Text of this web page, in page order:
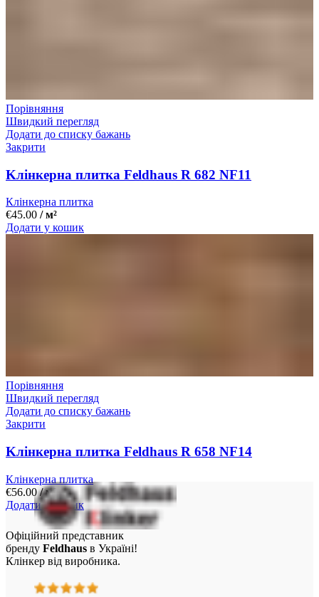
Порівняння
Швидкий перегляд
Додати до списку бажань
Закрити
Kлінкерна плитка Feldhaus R 682 NF11
Клінкерна плитка
€45.00 / м²
Додати у кошик
Порівняння
Швидкий перегляд
Додати до списку бажань
Закрити
Kлінкерна плитка Feldhaus R 658 NF14
Клінкерна плитка
€56.00/ м²
Додати у кошик
Офіційний представник
бренду Feldhaus в Україні!
Клінкер від виробника.